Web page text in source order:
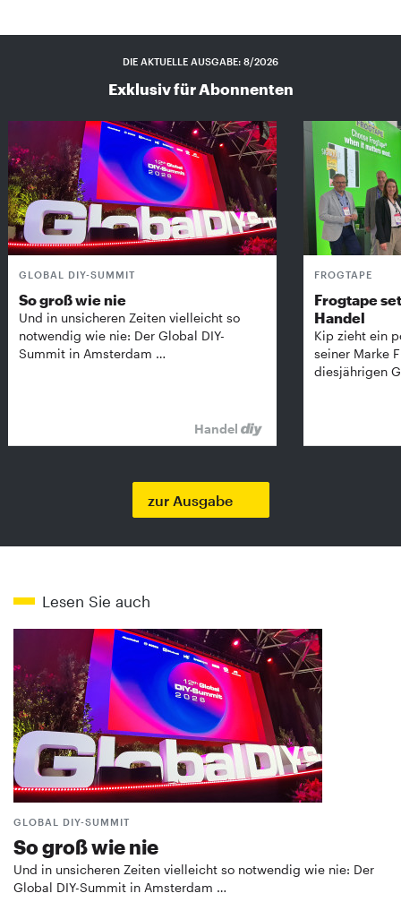
DIE AKTUELLE AUSGABE: 8/2026
Exklusiv für Abonnenten
GLOBAL DIY-SUMMIT
So groß wie nie
Und in unsicheren Zeiten vielleicht so
notwendig wie nie: Der Global DIY-
Summit in Amsterdam …
Handel
FROGTAPE
Frogtape
Handel
Kip zieht ein
seiner Marke
diesjährigen
zur Ausgabe
Lesen Sie auch
GLOBAL DIY-SUMMIT
So groß wie nie
Und in unsicheren Zeiten vielleicht so notwendig wie nie: Der
Global DIY-Summit in Amsterdam …